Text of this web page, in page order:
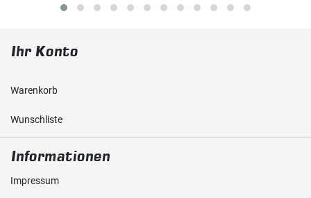
Ihr Konto
Warenkorb
Wunschliste
Informationen
Impressum